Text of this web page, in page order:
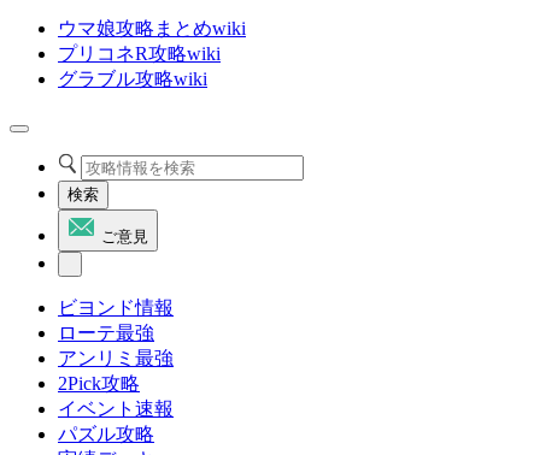
ウマ娘攻略まとめwiki
プリコネR攻略wiki
グラブル攻略wiki
検索
ご意見
ビヨンド情報
ローテ最強
アンリミ最強
2Pick攻略
イベント速報
パズル攻略